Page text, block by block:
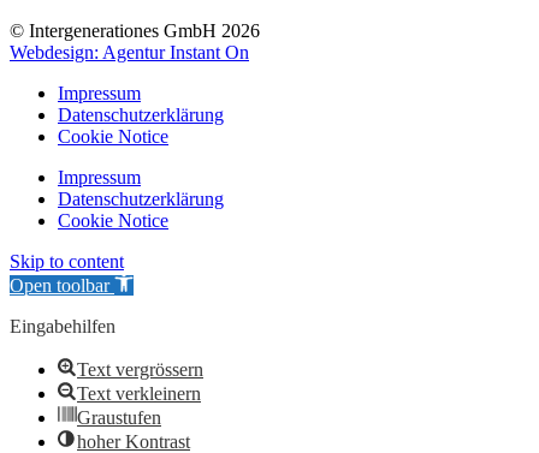
© Intergenerationes GmbH 2026
Webdesign: Agentur Instant On
Impressum
Datenschutzerklärung
Cookie Notice
Impressum
Datenschutzerklärung
Cookie Notice
Skip to content
Open toolbar
Eingabehilfen
Text vergrössern
Text verkleinern
Graustufen
hoher Kontrast